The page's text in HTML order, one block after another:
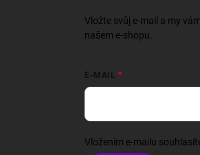
Vložte svůj e-mail a my
našem e-shopu.
E-MAIL
Vložením e-mailu